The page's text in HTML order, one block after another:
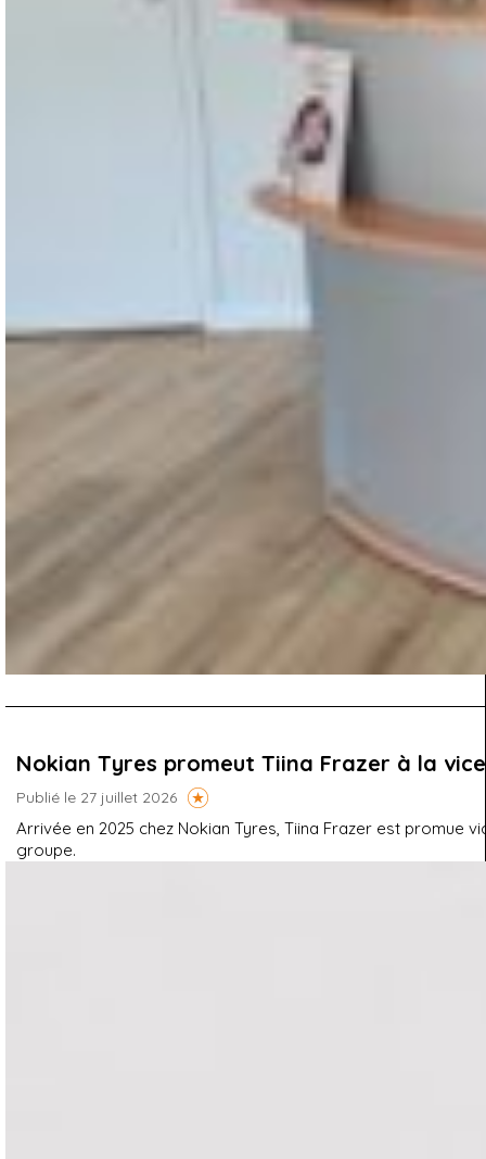
Nokian Tyres promeut Tiina Frazer à la
Publié le 27 juillet 2026
Arrivée en 2025 chez Nokian Tyres, Tiina Frazer est
groupe.